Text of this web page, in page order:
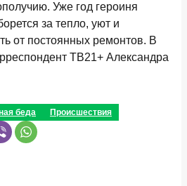
Уже год героиня
за тепло, уют и
от постоянных ремонтов. В
ТВ21+ Александра
беда Происшествия